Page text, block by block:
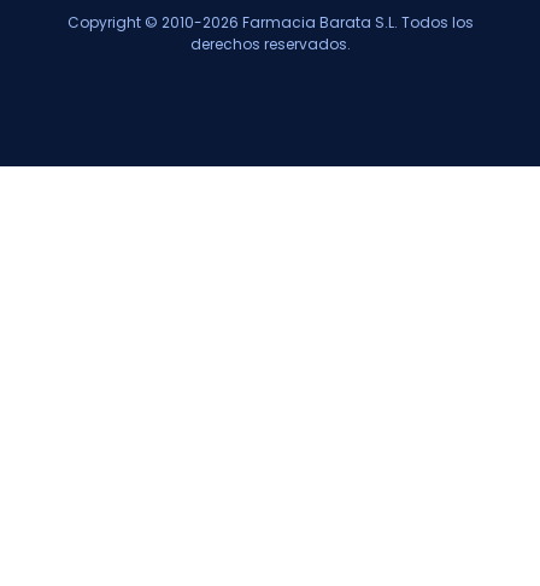
Copyright © 2010-2026 Farmacia Barata S.L. Todos los
derechos reservados.